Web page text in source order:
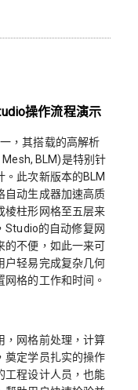
操作流程演示
，其搭载的高解析
BLM)是特别针
。此次新版本的BLM
自动生成器加速高质
棱柱形网格至五层来
Studio的自动修复网
的不便，如此一来可
户轻易完成复杂几何
格的工作和时间。
，网格前处理，计算
奠定学员扎实的操作
工程设计人员，也能